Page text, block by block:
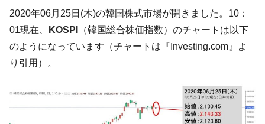
た。『起亜』は9台だけ
『Money1』
韓国「信用赦免を何回やっても、何回やっ
落！
韓国「2026年07月の輸出入」絶好調。半導
体だけで410億ドル、輸出全体の41％もある
2020年06月25日(木)の韓国株式市場が開きました。10：
01現在、
KOSPI
（韓国総合株価指数）のチャートは以下
のようになっています（チャートは『Investing.com』よ
り引用）。